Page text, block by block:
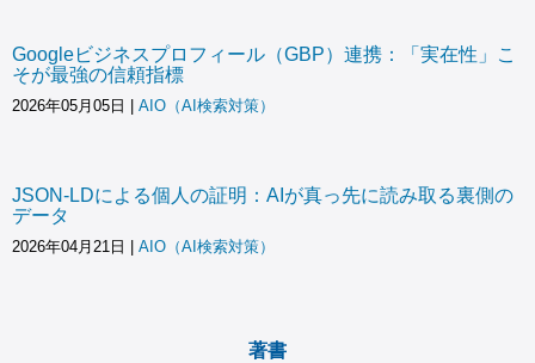
Googleビジネスプロフィール（GBP）連携：「実在性」こ
そが最強の信頼指標
2026年05月05日 AIO（AI検索対策）
JSON-LDによる個人の証明：AIが真っ先に読み取る裏側の
データ
2026年04月21日 AIO（AI検索対策）
著書